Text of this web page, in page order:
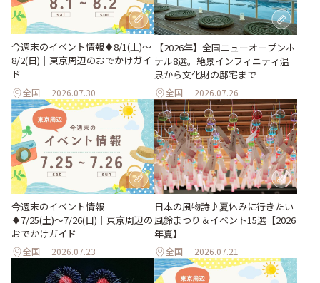
今週末のイベント情報♦︎8/1(土)〜
8/2(日)｜東京周辺のおでかけガイ
ド
全国 2026.07.30
【2026年】全国ニューオープンホ
テル8選。絶景インフィニティ温
泉から文化財の邸宅まで
全国 2026.07.26
今週末のイベント情報
♦︎7/25(土)〜7/26(日)｜東京周辺の
おでかけガイド
全国 2026.07.23
日本の風物詩♪夏休みに行きたい
風鈴まつり＆イベント15選【2026
年夏】
全国 2026.07.21